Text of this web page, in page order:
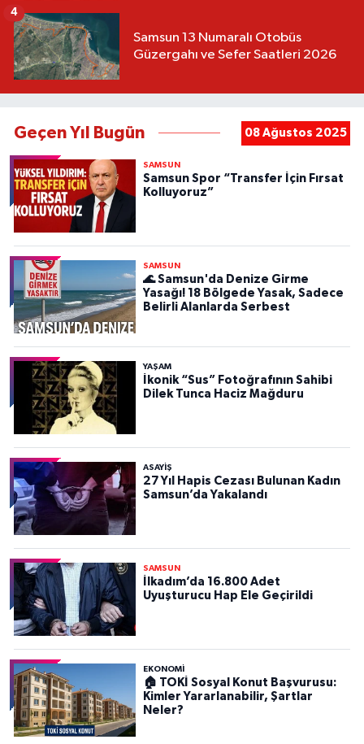
Samsun 13 Numaralı Otobüs
Güzergahı ve Sefer Saatleri 2026
4
Geçen Yıl Bugün 08 Ağustos 2025
SAMSUN
Samsun Spor “Transfer İçin Fırsat
Kolluyoruz”
SAMSUN
🌊 Samsun'da Denize Girme
Yasağı! 18 Bölgede Yasak, Sadece
Belirli Alanlarda Serbest
YAŞAM
İkonik “Sus” Fotoğrafının Sahibi
Dilek Tunca Haciz Mağduru
ASAYIŞ
27 Yıl Hapis Cezası Bulunan Kadın
Samsun’da Yakalandı
SAMSUN
İlkadım’da 16.800 Adet
Uyuşturucu Hap Ele Geçirildi
EKONOMİ
🏠 TOKİ Sosyal Konut Başvurusu:
Kimler Yararlanabilir, Şartlar
Neler?